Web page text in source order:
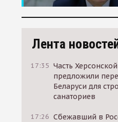
Лента
17:35 Часть
предложили
Беларуси для
санаториев
17:26 Сбежавший в